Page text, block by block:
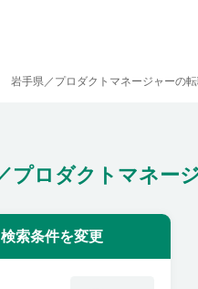
岩手県／プロダクトマネージャーの
プロダクトマネー
検索条件を変更